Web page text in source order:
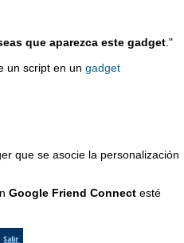
que aparezca este gadget ."
un script en un gadget
que se asocie la personalización
Google Friend Connect esté